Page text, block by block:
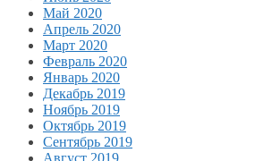
Май 2020
Апрель 2020
Март 2020
Февраль 2020
Январь 2020
Декабрь 2019
Ноябрь 2019
Октябрь 2019
Сентябрь 2019
Август 2019